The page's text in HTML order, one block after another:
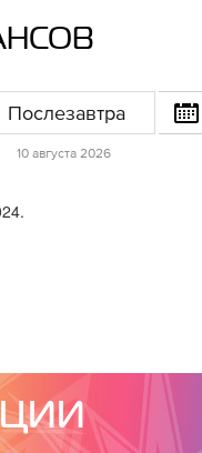
Послезавтра
10 августа 2026